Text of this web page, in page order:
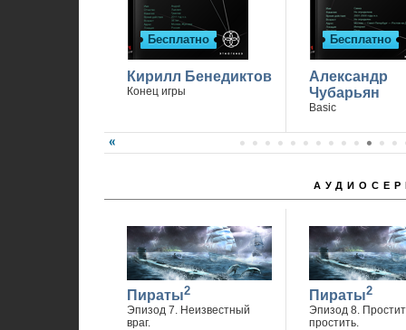
Бесплатно
Кирилл Бенедиктов
Конец игры
Бесплатно
Александр
Чубарьян
Basic
Пираты2
Эпизод 7. Неизвестный
враг.
Пираты2
Эпизод 8.
простить.